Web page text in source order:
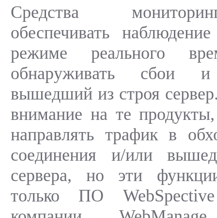
Средства
обеспечивать
режиме реального
обнаруживать сбои и
вышедший из строя
внимание на те
направлять трафик в
соединения и/или
сервера, но эти
только ПО